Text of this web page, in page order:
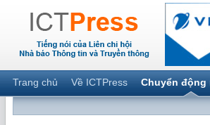
Trang chủ Về ICTPress Chuyển động